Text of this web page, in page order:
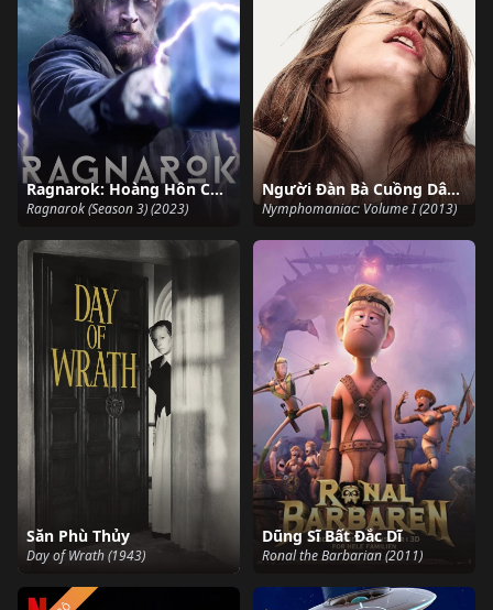
Ragnarok: Hoàng Hôn Của Chư Thần (Phần 3)
Ragnarok (Season 3) (2023)
Người Đàn Bà Cuồng Dâm: Phần 1
Nymphomaniac: Volume I (2013)
Săn Phù Thủy
Day of Wrath (1943)
Dũng Sĩ Bất Đắc Dĩ
Ronal the Barbarian (2011)